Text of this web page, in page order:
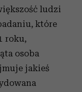
ludzi
które
roku,
osoba
jakieś